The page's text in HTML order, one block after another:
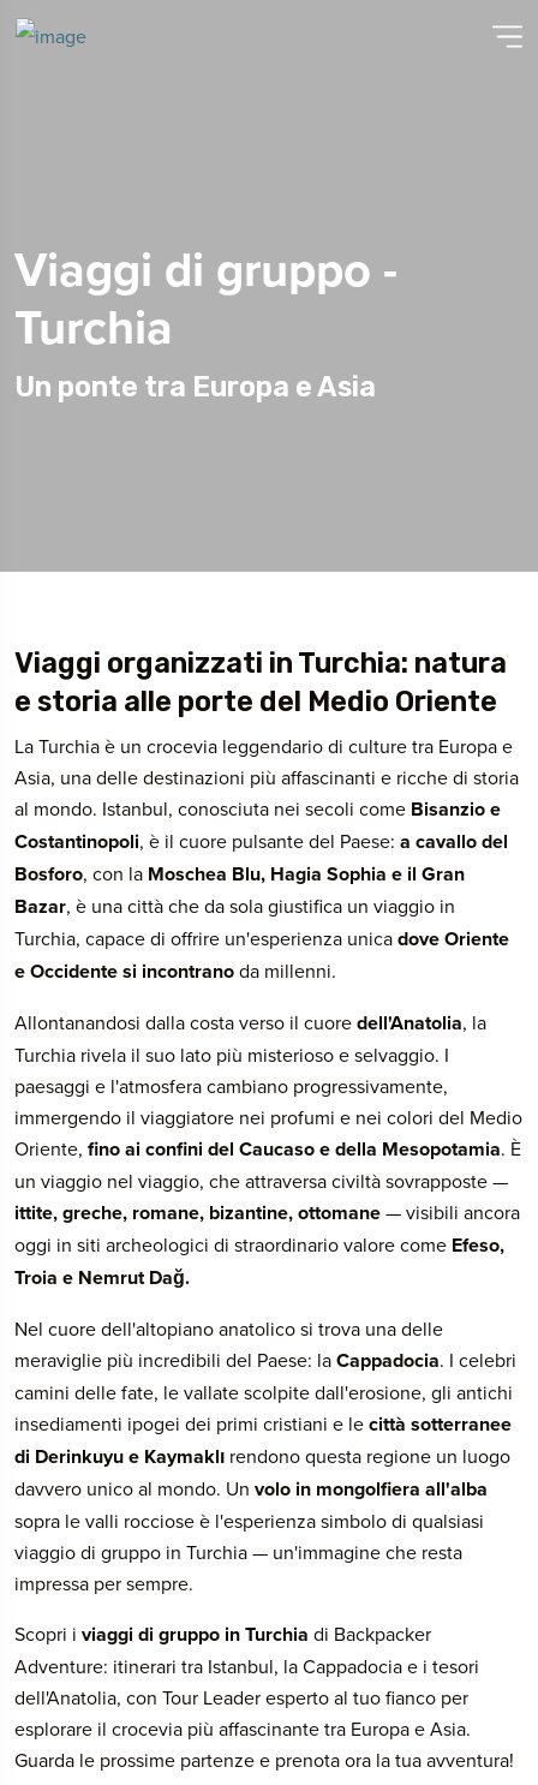
Viaggi di gruppo -
Turchia
Un ponte tra Europa e Asia
Viaggi organizzati in Turchia: natura
e storia alle porte del Medio Oriente
La Turchia è un crocevia leggendario di culture tra Europa e
Asia, una delle destinazioni più affascinanti e ricche di storia
al mondo. Istanbul, conosciuta nei secoli come Bisanzio e
Costantinopoli, è il cuore pulsante del Paese: a cavallo del
Bosforo, con la Moschea Blu, Hagia Sophia e il Gran
Bazar, è una città che da sola giustifica un viaggio in
Turchia, capace di offrire un'esperienza unicadove Oriente
e Occidente si incontranoda millenni.
Allontanandosi dalla costa verso il cuoredell'Anatolia, la
Turchia rivela il suo lato più misterioso e selvaggio. I
paesaggi e l'atmosfera cambiano progressivamente,
immergendo il viaggiatore nei profumi e nei colori del Medio
Oriente, fino ai confini del Caucaso e della Mesopotamia. È
un viaggio nel viaggio, che attraversa civiltà sovrapposte —
ittite, greche, romane, bizantine, ottomane— visibili ancora
oggi in siti archeologici di straordinario valore come Efeso,
Troia e Nemrut Dağ.
Nel cuore dell'altopiano anatolico si trova una delle
meraviglie più incredibili del Paese: laCappadocia. I celebri
camini delle fate, le vallate scolpite dall'erosione, gli antichi
insediamenti ipogei dei primi cristiani e lecittà sotterranee
di Derinkuyu e Kaymaklı rendono questa regione un luogo
davvero unico al mondo. Un volo in mongolfiera all'alba
sopra le valli rocciose è l'esperienza simbolo di qualsiasi
viaggio di gruppo in Turchia — un'immagine che resta
impressa per sempre.
Scopri i viaggi di gruppo in Turchia di Backpacker
Adventure: itinerari tra Istanbul, la Cappadocia e i tesori
dell'Anatolia, con Tour Leader esperto al tuo fianco per
esplorare il crocevia più affascinante tra Europa e Asia.
Guarda le prossime partenze e prenota ora la tua avventura!